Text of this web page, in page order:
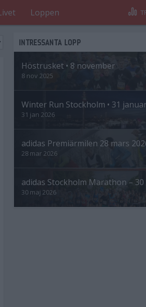
Loppen
INTRESSANTA LOPP
Höstrusket • 8 november
8 nov 2025
Winter Run Stockholm • 31
31 jan 2026
adidas Premiärmilen 28 mars
28 mar 2026
adidas Stockholm Marathon – 30
30 maj 2026